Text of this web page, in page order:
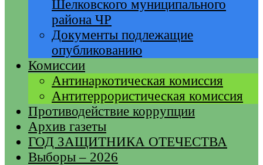
Шелковского муниципального
района ЧР
Документы подлежащие
опубликованию
Комиссии
Антинаркотическая комиссия
Антитеррористическая комиссия
Противодействие коррупции
Архив газеты
ГОД ЗАЩИТНИКА ОТЕЧЕСТВА
Выборы – 2026